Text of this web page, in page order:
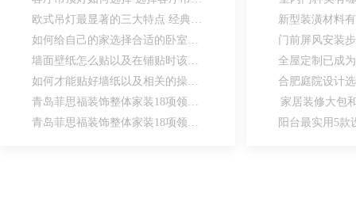
欧式吊灯最显著的三大特点 经典惹人爱
如何给自己的家选择合适的卧室灯呢
墙面壁纸怎么贴以及在铺贴时该注意什么
如何才能贴好墙纸以及相关的操作步骤
青岛菲思福装饰整体家装18项领先工艺（一）
青岛菲思福装饰整体家装18项领先工艺(二)
家居装修大包